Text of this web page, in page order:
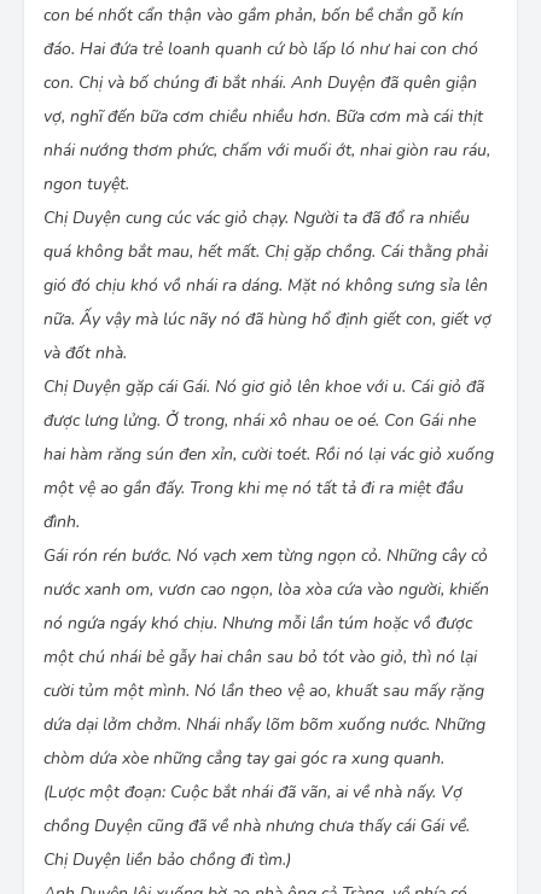
giơ hết cả ra. Thương ơi! Bây giờ nó bỏ nó đi. Hai
hàng nước mắt nhỏ ròng ròng. Anh ghé vai, xốc
con bé lên. Hai tay nó còn mềm hơi nóng. Nhưng
hai chân đã cứng nhẵng. Anh cõng xác con, chạy
về.
(Tô Hoài, theo isach.info)
Câu hỏi:Xác định thể loại của văn bản
con bé nhốt cẩn thận vào gầm phản, bốn bề chắn gỗ kín
đáo. Hai đứa trẻ loanh quanh cứ bò lấp ló như hai con chó
con. Chị và bố chúng đi bắt nhái. Anh Duyện đã quên giận
vợ, nghĩ đến bữa cơm chiều nhiều hơn. Bữa cơm mà cái thịt
nhái nướng thơm phức, chấm với muối ớt, nhai giòn rau ráu,
ngon tuyệt.
Chị Duyện cung cúc vác giỏ chạy. Người ta đã đổ ra nhiều
quá không bắt mau, hết mất. Chị gặp chồng. Cái thằng phải
gió đó chịu khó vồ nhái ra dáng. Mặt nó không sưng sỉa lên
nữa. Ấy vậy mà lúc nãy nó đã hùng hổ định giết con, giết vợ
và đốt nhà.
Chị Duyện gặp cái Gái. Nó giơ giỏ lên khoe với u. Cái giỏ đã
được lưng lửng. Ở trong, nhái xô nhau oe oé. Con Gái nhe
hai hàm răng sún đen xỉn, cười toét. Rồi nó lại vác giỏ xuống
một vệ ao gần đấy. Trong khi mẹ nó tất tả đi ra miệt đầu
đình.
Gái rón rén bước. Nó vạch xem từng ngọn cỏ. Những cây cỏ
nước xanh om, vươn cao ngọn, lòa xòa cứa vào người, khiến
nó ngứa ngáy khó chịu. Nhưng mỗi lần túm hoặc vồ được
một chú nhái bẻ gẫy hai chân sau bỏ tót vào giỏ, thì nó lại
cười tủm một mình. Nó lần theo vệ ao, khuất sau mấy rặng
dứa dại lởm chởm. Nhái nhẩy lõm bõm xuống nước. Những
chòm dứa xòe những cẳng tay gai góc ra xung quanh.
(Lược một đoạn: Cuộc bắt nhái đã vãn, ai về nhà nấy. Vợ
chồng Duyện cũng đã về nhà nhưng chưa thấy cái Gái về.
Chị Duyện liền bảo chồng đi tìm.)